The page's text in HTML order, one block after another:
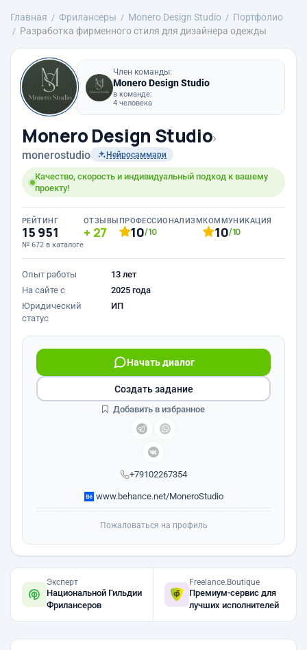
Главная Фрилансеры Monero Design Studio
Портфолио
Разработка фирменного стиля для дизайнера одежды
Член команды:
Monero Design Studio
в команде:
4 человека
Monero Design Studio›
monerostudio Нейросаммари
Качество, скорость и индивидуальный подход к вашему
проекту!
РЕЙТИНГ
15 951
№ 672 в каталоге
ОТЗЫВЫ
27
ПРОФЕССИОНАЛИЗМ
10/10
КОММУНИКАЦИЯ
10/10
Опыт работы
13 лет
На сайте с
2025 года
Юридический
статус
ИП
+79102267354
Начать диалог
www.behance.net/MoneroStudio
Создать задание
Добавить в избранное
Пожаловаться на профиль
Эксперт
Национальной Гильдии
Фрилансеров
Freelance.Boutique
Премиум-сервис для
лучших исполнителей